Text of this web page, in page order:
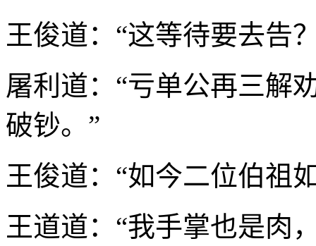
王俊道：“这等待要去告
屠利道：“亏单公再三解
破钞。”
王俊道：“如今二位伯祖
王道道：“我手掌也是肉